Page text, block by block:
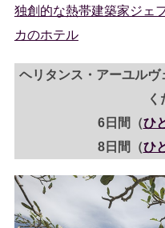
独創的な熱帯建築家ジェ
カのホテル
ヘリタンス・アーユル
く
6日間（ひ
8日間（ひ